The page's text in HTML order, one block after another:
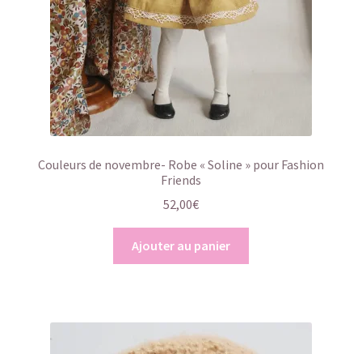
Couleurs de novembre- Robe « Soline » pour Fashion
Friends
52,00€
Ajouter au panier